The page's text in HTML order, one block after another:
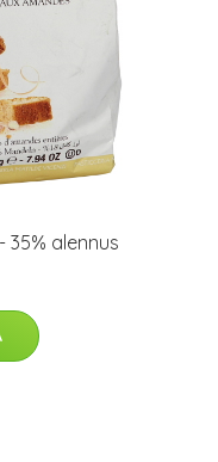
35% alennus